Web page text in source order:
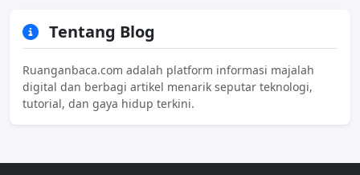
Tentang Blog
Ruanganbaca.com adalah platform informasi majalah
digital dan berbagi artikel menarik seputar teknologi,
tutorial, dan gaya hidup terkini.